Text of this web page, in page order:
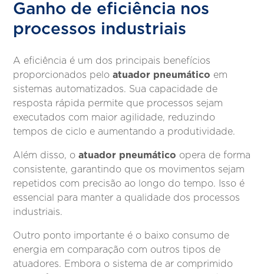
Ganho de eficiência nos
processos industriais
A eficiência é um dos principais benefícios
proporcionados peloatuador pneumático em
sistemas automatizados. Sua capacidade de
resposta rápida permite que processos sejam
executados com maior agilidade, reduzindo
tempos de ciclo e aumentando a produtividade.
Além disso, oatuador pneumático opera de forma
consistente, garantindo que os movimentos sejam
repetidos com precisão ao longo do tempo. Isso é
essencial para manter a qualidade dos processos
industriais.
Outro ponto importante é o baixo consumo de
energia em comparação com outros tipos de
atuadores. Embora o sistema de ar comprimido